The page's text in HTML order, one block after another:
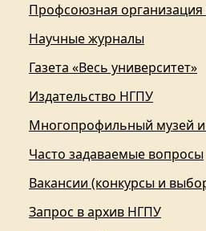
Профсоюзная
Научные журналы
Газета «Весь университет»
Издательство НГПУ
Многопрофильный музей
Часто задаваемые вопросы
Вакансии (конкурсы и
Запрос в архив НГПУ